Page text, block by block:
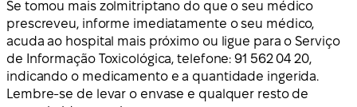
Se tomou mais zolmitriptano do que o seu médico
prescreveu, informe imediatamente o seu médico,
acuda ao hospital mais próximo ou ligue para o Serviço
de Informação Toxicológica, telefone: 91 562 04 20,
indicando o medicamento e a quantidade ingerida.
Lembre-se de levar o envase e qualquer resto de